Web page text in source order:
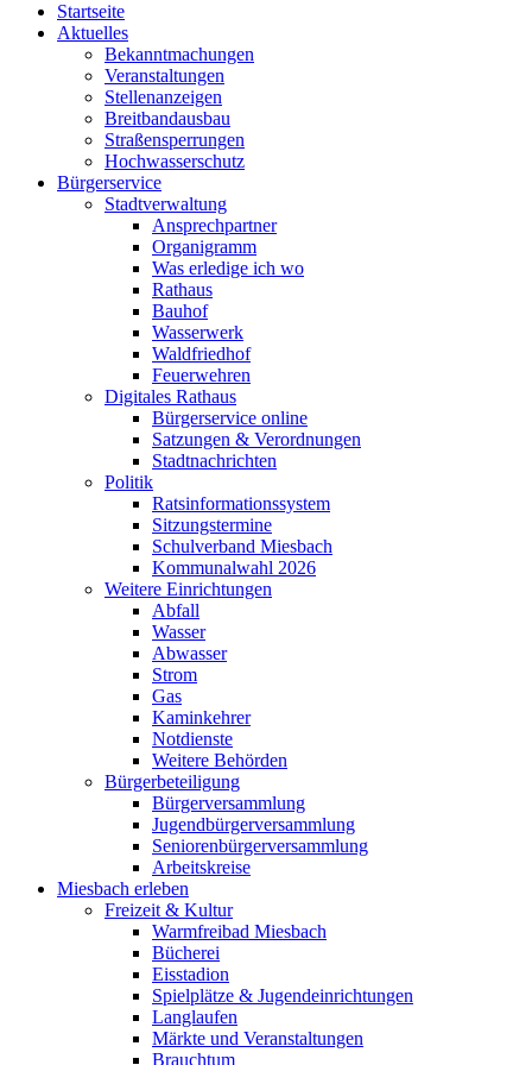
Startseite
Aktuelles
Bekanntmachungen
Veranstaltungen
Stellenanzeigen
Breitbandausbau
Straßensperrungen
Hochwasserschutz
Bürgerservice
Stadtverwaltung
Ansprechpartner
Organigramm
Was erledige ich wo
Rathaus
Bauhof
Wasserwerk
Waldfriedhof
Feuerwehren
Digitales Rathaus
Bürgerservice online
Satzungen & Verordnungen
Stadtnachrichten
Politik
Ratsinformationssystem
Sitzungstermine
Schulverband Miesbach
Kommunalwahl 2026
Weitere Einrichtungen
Abfall
Wasser
Abwasser
Strom
Gas
Kaminkehrer
Notdienste
Weitere Behörden
Bürgerbeteiligung
Bürgerversammlung
Jugendbürgerversammlung
Seniorenbürgerversammlung
Arbeitskreise
Miesbach erleben
Freizeit & Kultur
Warmfreibad Miesbach
Bücherei
Eisstadion
Spielplätze & Jugendeinrichtungen
Langlaufen
Märkte und Veranstaltungen
Brauchtum